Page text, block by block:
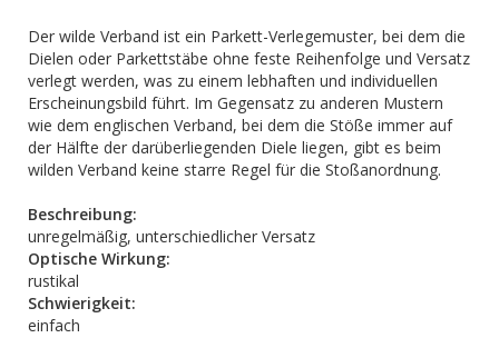
Der wilde Verband ist ein Parkett-Verlegemuster, bei dem die
Dielen oder Parkettstäbe ohne feste Reihenfolge und Versatz
verlegt werden, was zu einem lebhaften und individuellen
Erscheinungsbild führt. Im Gegensatz zu anderen Mustern
wie dem englischen Verband, bei dem die Stöße immer auf
der Hälfte der darüberliegenden Diele liegen, gibt es beim
wilden Verband keine starre Regel für die Stoßanordnung.
Beschreibung:
unregelmäßig, unterschiedlicher Versatz
Optische Wirkung:
rustikal
Schwierigkeit:
einfach